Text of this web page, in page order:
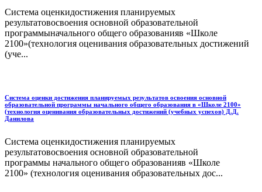
Система оценкидостижения планируемых
результатовосвоения основной образовательной
программыначального общего образованияв «Школе
2100»(технология оценивания образовательных достижений
(уче...
Система оценки достижения планируемых результатов освоения основной
образовательной программы начального общего образования в «Школе 2100»
(технология оценивания образовательных достижений (учебных успехов) Д.Д.
Данилова
Система оценкидостижения планируемых
результатовосвоения основной образовательной
программы начального общего образованияв «Школе
2100» (технология оценивания образовательных дос...